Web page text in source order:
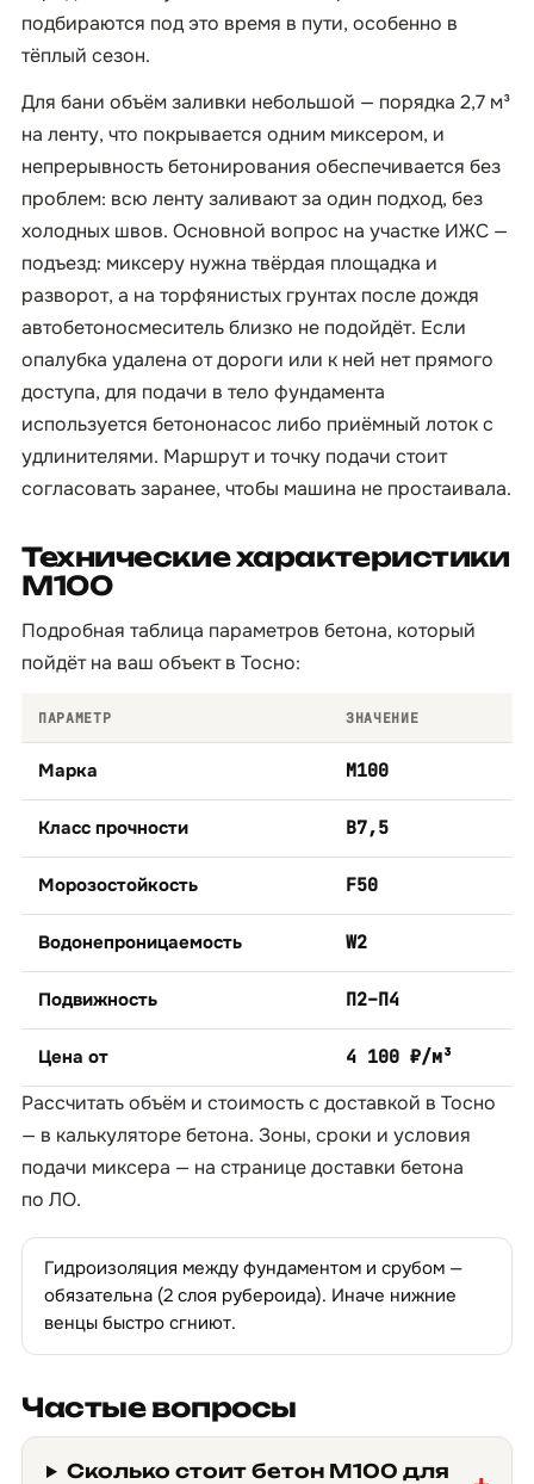
подбираются под это время в пути, особенно в
тёплый сезон.
Для бани объём заливки небольшой — порядка 2,7 м³
на ленту, что покрывается одним миксером, и
непрерывность бетонирования обеспечивается без
проблем: всю ленту заливают за один подход, без
холодных швов. Основной вопрос на участке ИЖС —
подъезд: миксеру нужна твёрдая площадка и
разворот, а на торфянистых грунтах после дождя
автобетоносмеситель близко не подойдёт. Если
опалубка удалена от дороги или к ней нет прямого
доступа, для подачи в тело фундамента
используется бетононасос либо приёмный лоток с
удлинителями. Маршрут и точку подачи стоит
согласовать заранее, чтобы машина не простаивала.
Технические характеристики
М100
Подробная таблица параметров бетона, который
пойдёт на ваш объект в Тосно:
ПАРАМЕТР ЗНАЧЕНИЕ
Марка М100
Класс прочности B7,5
Морозостойкость F50
Водонепроницаемость W2
Подвижность П2–П4
Цена от 4 100 ₽/м³
Рассчитать объём и стоимость с доставкой в Тосно
— в калькуляторе бетона. Зоны, сроки и условия
подачи миксера — на страницедоставки бетона
по ЛО.
Гидроизоляция между фундаментом и срубом —
обязательна (2 слоя рубероида). Иначе нижние
венцы быстро сгниют.
Частые вопросы
Сколько стоит бетон М100 для